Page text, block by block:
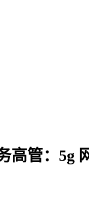
高管：5g